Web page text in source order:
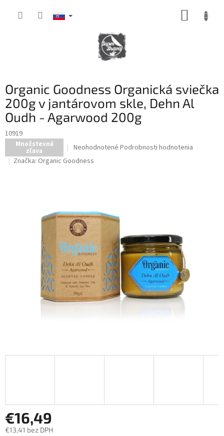
Organic Goodness Organická sviečka
200g v jantárovom skle, Dehn Al
Oudh - Agarwood 200g
10919
Množstevná
zľava
Priemerné
hodnotenie
produktu
hviezdičiek.
Neohodnotené Podrobnosti hodnotenia
Značka: Organic Goodness
€16,49
€13,41 bez DPH